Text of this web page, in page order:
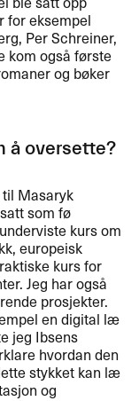
for eksempel
Per Schreiner,
kom ogs​å f​ø​rste
og b​ø​ker
​å oversette?​​
Masaryk
som f​ø​
kurs om
europeisk
kurs for
Jeg har ogs​å
prosjekter.
en digital l​æ​
jeg Ibsens
hvordan den
stykket kan l​æ​
og